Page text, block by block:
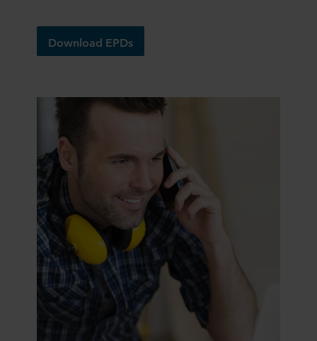
Download EPDs